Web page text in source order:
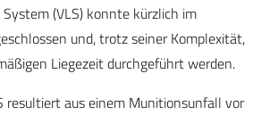
(VLS) konnte kürzlich im
und, trotz seiner Komplexität,
Liegezeit durchgeführt werden.
resultiert aus einem Munitionsunfall vor